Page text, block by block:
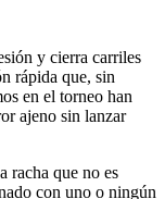
y cierra carriles
rápida que, sin
en el torneo han
ajeno sin lanzar
racha que no es
con uno o ningún